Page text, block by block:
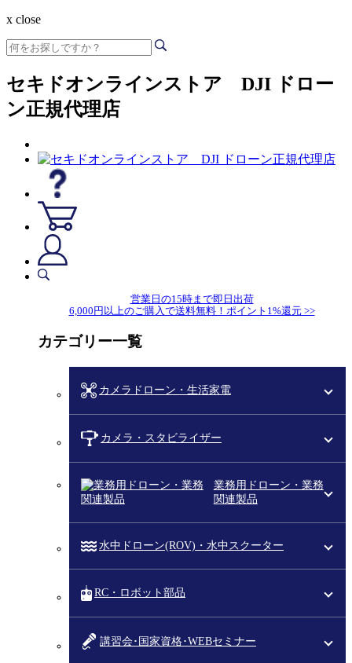
x close
セキドオンラインストア DJI ドロー
ン正規代理店
営業日の15時まで即日出荷
6,000円以上のご購入で送料無料！ポイント1%還元 >>
カテゴリー一覧
カメラドローン・生活家電
カメラ・スタビライザー
業務用ドローン・業務
関連製品
水中ドローン(ROV)・水中スクーター
RC・ロボット部品
講習会･国家資格･WEBセミナー